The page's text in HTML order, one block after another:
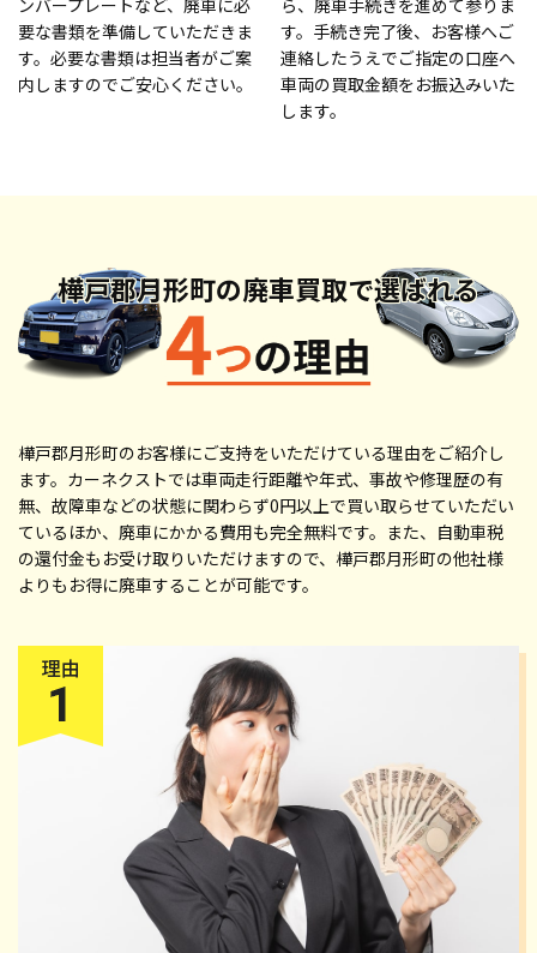
ンバープレートなど、廃車に必
要な書類を準備していただきま
す。必要な書類は担当者がご案
内しますのでご安心ください。
ら、廃車手続きを進めて参りま
す。手続き完了後、お客様へご
連絡したうえでご指定の口座へ
車両の買取金額をお振込みいた
します。
樺戸郡月形町の廃車買取で選ばれる
樺戸郡月形町のお客様にご支持をいただけている理由をご紹介し
ます。カーネクストでは車両走行距離や年式、事故や修理歴の有
無、故障車などの状態に関わらず0円以上で買い取らせていただい
ているほか、廃車にかかる費用も完全無料です。また、自動車税
の還付金もお受け取りいただけますので、樺戸郡月形町の他社様
よりもお得に廃車することが可能です。